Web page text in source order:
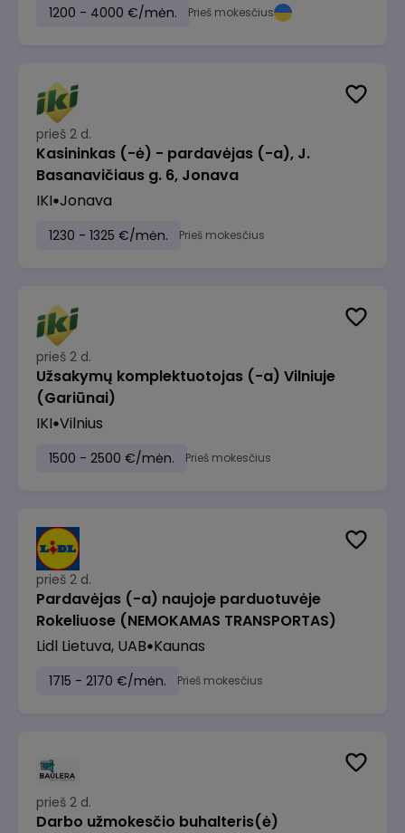
1200 - 4000 €/mėn. Prieš mokesčius
prieš 2 d.
Kasininkas (-ė) - pardavėjas (-a), J.
Basanavičiaus g. 6, Jonava
IKI Jonava
1230 - 1325 €/mėn. Prieš mokesčius
prieš 2 d.
Užsakymų komplektuotojas (-a) Vilniuje
(Gariūnai)
IKI Vilnius
1500 - 2500 €/mėn. Prieš mokesčius
prieš 2 d.
Pardavėjas (-a) naujoje parduotuvėje
Rokeliuose (NEMOKAMAS TRANSPORTAS)
Lidl Lietuva, UAB Kaunas
1715 - 2170 €/mėn. Prieš mokesčius
prieš 2 d.
Darbo užmokesčio buhalteris(ė)